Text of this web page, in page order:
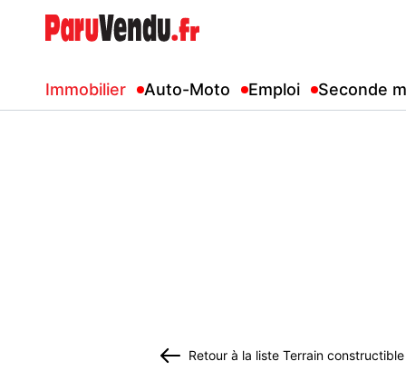
Immobilier Auto-Moto Emploi Seconde
Retour à la liste Terrain